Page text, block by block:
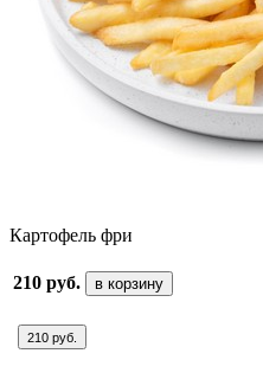
Картофель фри
210 руб. в корзину
210 руб.